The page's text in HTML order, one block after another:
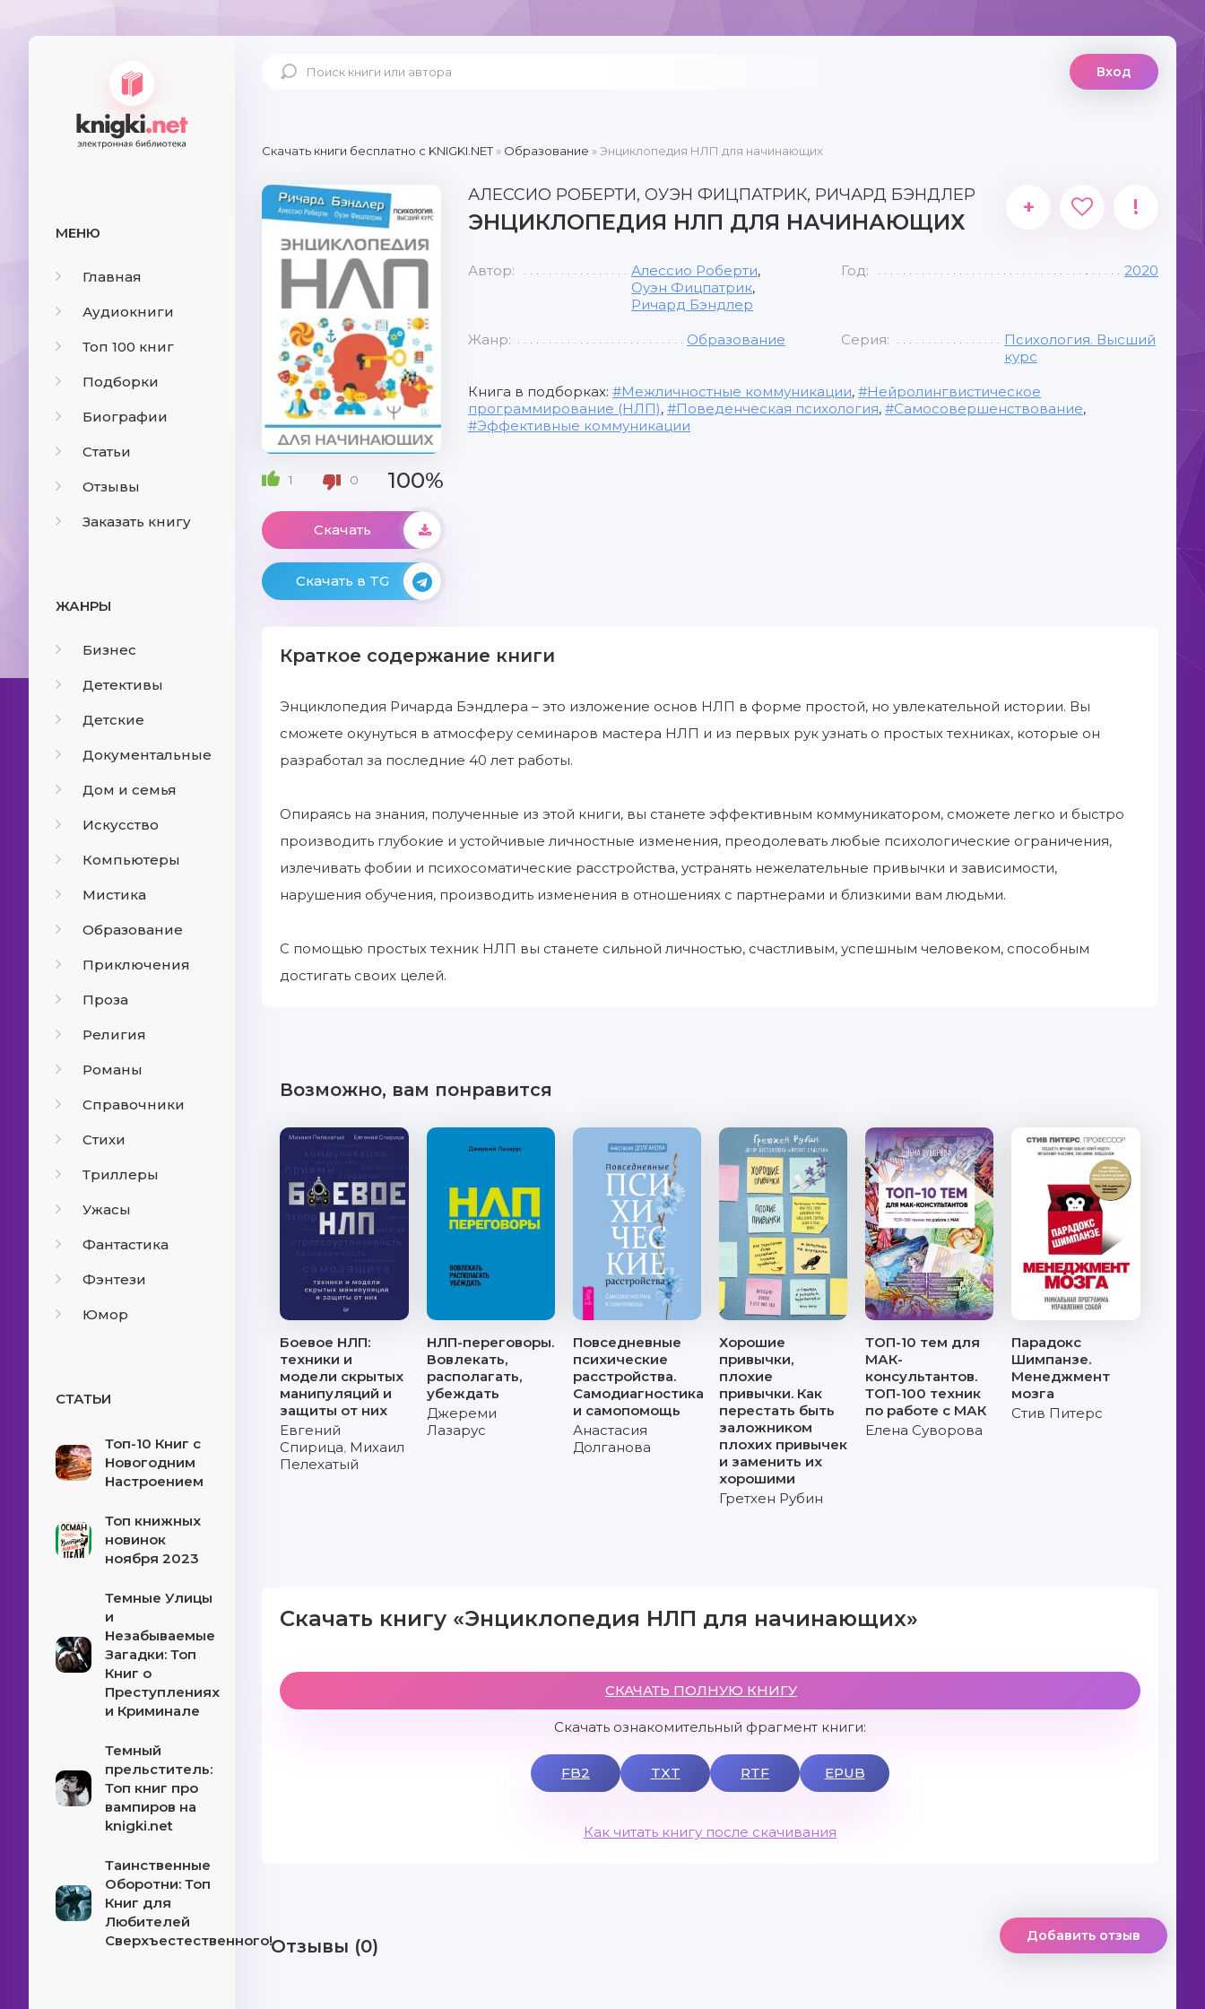
МЕНЮ
Главная
Аудиокниги
Топ 100 книг
Подборки
Биографии
Статьи
Отзывы
Заказать книгу
ЖАНРЫ
Бизнес
Детективы
Детские
Документальные
Дом и семья
Искусство
Компьютеры
Мистика
Образование
Приключения
Проза
Религия
Романы
Справочники
Стихи
Триллеры
Ужасы
Фантастика
Фэнтези
Юмор
СТАТЬИ
Топ-10 Книг с
Новогодним
Настроением
Топ книжных
новинок
ноября 2023
Темные Улицы
и
Незабываемые
Загадки: Топ
Книг о
Преступлениях
и Криминале
Темный
прельститель:
Топ книг про
вампиров на
knigki.net
Таинственные
Оборотни: Топ
Книг для
Любителей
Сверхъестественного!
Вход
Скачать книги бесплатно c KNIGKI.NET» Образование » Энциклопедия НЛП для начинающих
1 0 100%
Скачать
Скачать в TG
АЛЕССИО РОБЕРТИ, ОУЭН ФИЦПАТРИК, РИЧАРД БЭНДЛЕР
ЭНЦИКЛОПЕДИЯ НЛП ДЛЯ НАЧИНАЮЩИХ
+ !
Автор: Алессио Роберти,
Оуэн Фицпатрик,
Ричард Бэндлер
Год: 2020
Жанр: Образование Серия:
Психология. Высший
курс
Книга в подборках: Межличностные коммуникации,
Нейролингвистическое
программирование (НЛП), Поведенческая психология, Самосовершенствование,
Эффективные коммуникации
Краткое содержание книги
Энциклопедия Ричарда Бэндлера – это изложение основ НЛП в форме простой, но увлекательной истории. Вы
сможете окунуться в атмосферу семинаров мастера НЛП и из первых рук узнать о простых техниках, которые он
разработал за последние 40 лет работы.
Опираясь на знания, полученные из этой книги, вы станете эффективным коммуникатором, сможете легко и быстро
производить глубокие и устойчивые личностные изменения, преодолевать любые психологические ограничения,
излечивать фобии и психосоматические расстройства, устранять нежелательные привычки и зависимости,
нарушения обучения, производить изменения в отношениях с партнерами и близкими вам людьми.
С помощью простых техник НЛП вы станете сильной личностью, счастливым, успешным человеком, способным
достигать своих целей.
Возможно, вам понравится
Боевое НЛП:
техники и
модели скрытых
манипуляций и
защиты от них
Евгений
Спирица, Михаил
Пелехатый
НЛП-переговоры.
Вовлекать,
располагать,
убеждать
Джереми
Лазарус
Повседневные
психические
расстройства.
Самодиагностика
и самопомощь
Анастасия
Долганова
Хорошие
привычки,
плохие
привычки. Как
перестать быть
заложником
плохих привычек
и заменить их
хорошими
Гретхен Рубин
ТОП-10 тем для
МАК-
консультантов.
ТОП-100 техник
по работе с МАК
Елена Суворова
Парадокс
Шимпанзе.
Менеджмент
мозга
Стив Питерс
Скачать книгу «Энциклопедия НЛП для начинающих»
СКАЧАТЬ ПОЛНУЮ КНИГУ
Скачать ознакомительный фрагмент книги:
FB2 TXT RTF EPUB
Как читать книгу после скачивания
Отзывы (0) Добавить отзыв